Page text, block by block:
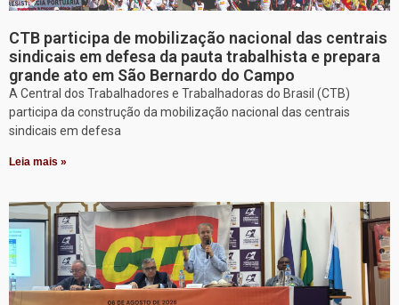
CTB participa de mobilização nacional das centrais
sindicais em defesa da pauta trabalhista e prepara
grande ato em São Bernardo do Campo
A Central dos Trabalhadores e Trabalhadoras do Brasil (CTB)
participa da construção da mobilização nacional das centrais
sindicais em defesa
Leia mais »